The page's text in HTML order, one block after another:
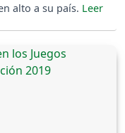
alto a su país.